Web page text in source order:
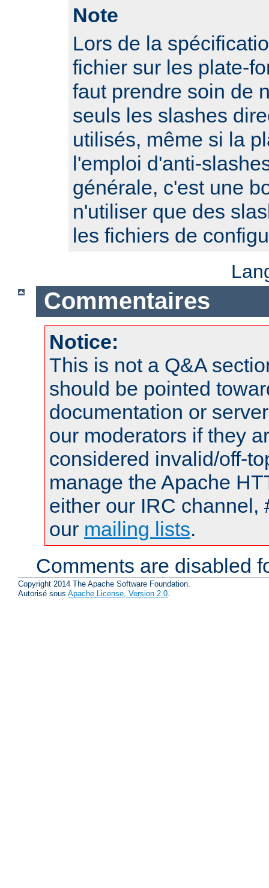
Note
Lors de la
fichier sur les plate-
faut prendre soin de
seuls les slashes
utilisés, même si la
l'emploi d'anti-
générale, c'est une
n'utiliser que des
les fichiers de
Commentaires
Notice:
This is not a Q&A
should be pointed
documentation or
our moderators if they
considered invalid/off-
manage the Apache
either our IRC channel,
our mailing lists.
Comments are disabled
Copyright 2014 The Apache Software Foundation.
Autorisé sous Apache License, Version 2.0.